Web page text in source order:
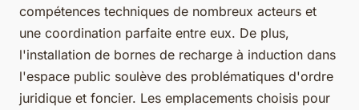
compétences techniques de nombreux acteurs et
une coordination parfaite entre eux. De plus,
l'installation de bornes de recharge à induction dans
l'espace public soulève des problématiques d'ordre
juridique et foncier. Les emplacements choisis pour